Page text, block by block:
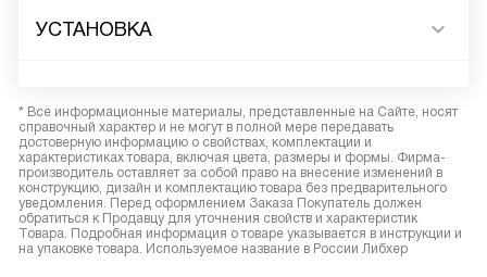
УСТАНОВКА
* Все информационные материалы, представленные на Сайте, носят
справочный характер и не могут в полной мере передавать
достоверную информацию о свойствах, комплектации и
характеристиках товара, включая цвета, размеры и формы. Фирма-
производитель оставляет за собой право на внесение изменений в
конструкцию, дизайн и комплектацию товара без предварительного
уведомления. Перед оформлением Заказа Покупатель должен
обратиться к Продавцу для уточнения свойств и характеристик
Товара. Подробная информация о товаре указывается в инструкции и
на упаковке товара. Используемое название в России Либхер